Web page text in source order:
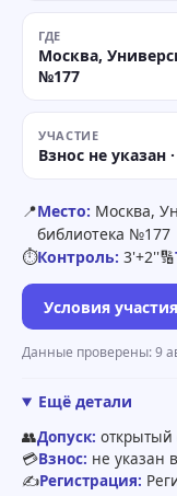
ГДЕ
Москва,
№177
УЧАСТИЕ
Взнос не указан
📍Место: Москва,
библиотека №177
⏱Контроль: 3'+2''🔢
Условия
Данные проверены: 9
Ещё детали
👥Допуск: открытый
💳Взнос: не указан
✍️Регистрация: